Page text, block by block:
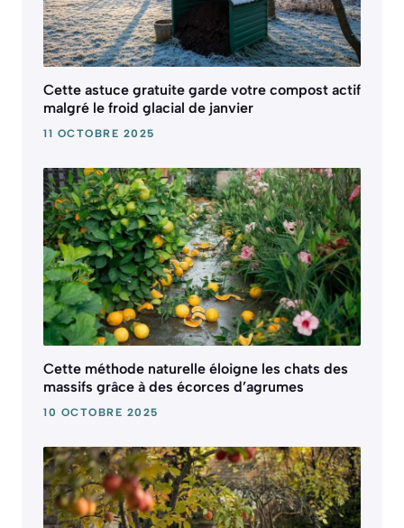
Cette astuce gratuite garde votre compost actif
malgré le froid glacial de janvier
11 OCTOBRE 2025
Cette méthode naturelle éloigne les chats des
massifs grâce à des écorces d’agrumes
10 OCTOBRE 2025